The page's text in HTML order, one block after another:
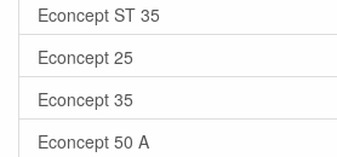
Econcept ST 35
Econcept 25
Econcept 35
Econcept 50 A